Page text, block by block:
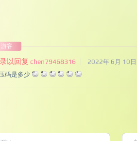
游客
以回复 chen79468316
2022年 6月 10日
码是多少